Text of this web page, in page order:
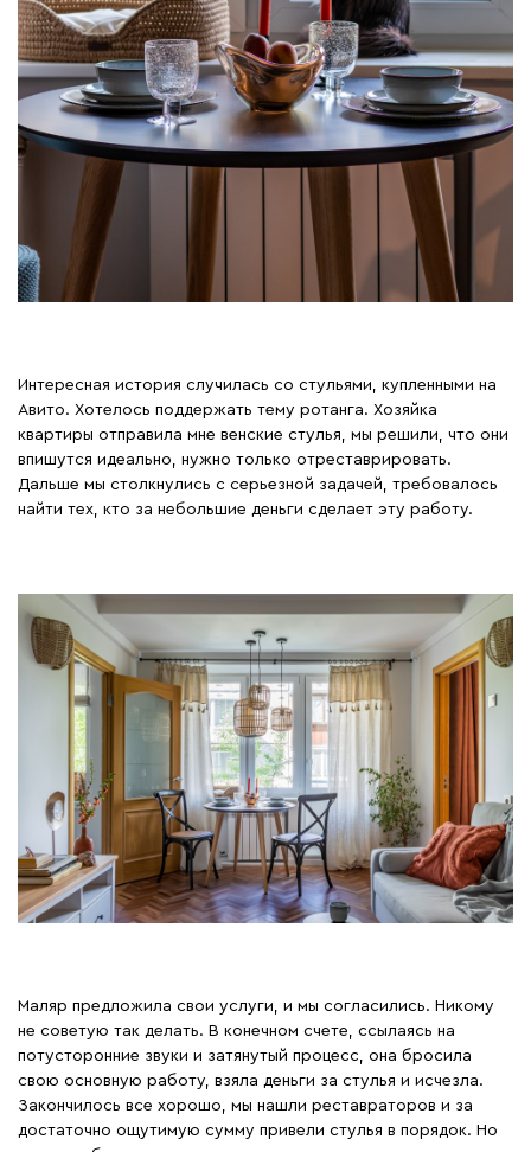
Интересная история случилась со стульями, купленными на
Авито. Хотелось поддержать тему ротанга. Хозяйка
квартиры отправила мне венские стулья, мы решили, что они
впишутся идеально, нужно только отреставрировать.
Дальше мы столкнулись с серьезной задачей, требовалось
найти тех, кто за небольшие деньги сделает эту работу.
Маляр предложила свои услуги, и мы согласились. Никому
не советую так делать. В конечном счете, ссылаясь на
потусторонние звуки и затянутый процесс, она бросила
свою основную работу, взяла деньги за стулья и исчезла.
Закончилось все хорошо, мы нашли реставраторов и за
достаточно ощутимую сумму привели стулья в порядок. Но